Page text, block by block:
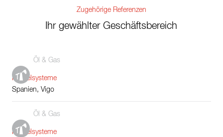
Zugehörige Referenzen
Ihr gewählter Geschäftsbereich
Öl & Gas
Kesselsysteme
Spanien, Vigo
Öl & Gas
Kesselsysteme